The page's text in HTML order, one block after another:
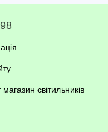
магазин світильників